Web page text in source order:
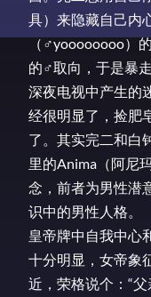
具）来隐藏自己内
（♂yoooooooo）
的♂取向，于是暴
深夜电视中产生的
经很明显了，捡肥
了。其实完二和白
里的Anima（阿尼
念，前者为男性潜
识中的男性人格。
皇帝牌中自我中心
十分明显，女帝象
近，荣格说个：“